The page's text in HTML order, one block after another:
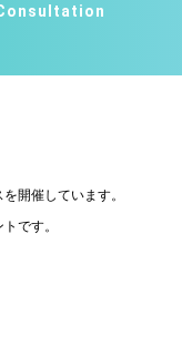
開催しています。
です。